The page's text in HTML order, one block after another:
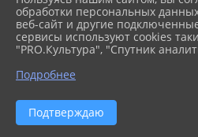
Файлы
Скачать файл (41.5
обработки персональных
веб-сайт и другие
сервисы используют cookies
"PRO.Культура", "Спутник
Подробнее
Подтверждаю